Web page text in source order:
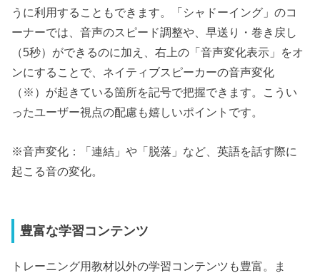
うに利用することもできます。「シャドーイング」のコ
ーナーでは、音声のスピード調整や、早送り・巻き戻し
（5秒）ができるのに加え、右上の「音声変化表示」をオ
ンにすることで、ネイティブスピーカーの音声変化
（※）が起きている箇所を記号で把握できます。こうい
ったユーザー視点の配慮も嬉しいポイントです。
※音声変化：「連結」や「脱落」など、英語を話す際に
起こる音の変化。
豊富な学習コンテンツ
トレーニング用教材以外の学習コンテンツも豊富。ま